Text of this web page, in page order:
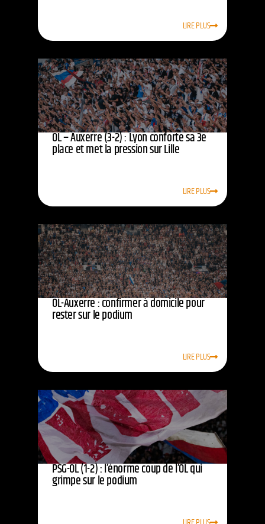
LIRE PLUS
OL – Auxerre (3-2) : Lyon conforte sa 3e
place et met la pression sur Lille
LIRE PLUS
OL-Auxerre : confirmer à domicile pour
rester sur le podium
LIRE PLUS
PSG-OL (1-2) : l’énorme coup de l’OL qui
grimpe sur le podium